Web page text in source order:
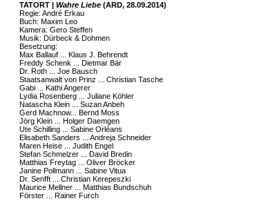
TATORT | Wahre Liebe(ARD, 28.09.2014)
Regie: André Erkau
Buch: Maxim Leo
Kamera: Gero Steffen
Musik: Dürbeck & Dohmen
Besetzung:
Max Ballauf ... Klaus J. Behrendt
Freddy Schenk ... Dietmar Bär
Dr. Roth ... Joe Bausch
Staatsanwalt von Prinz ... Christian Tasche
Gabi ... Kathi Angerer
Lydia Rosenberg ... Juliane Köhler
Natascha Klein ... Suzan Anbeh
Gerd Machnow... Bernd Moss
Jörg Klein ... Holger Daemgen
Ute Schilling ... Sabine Orléans
Elisabeth Sanders ... Andreja Schneider
Maren Heise ... Judith Engel
Stefan Schmelzer ... David Bredin
Matthias Freytag ... Oliver Bröcker
Janine Pollmann ... Sabine Vitua
Dr. Senfft ... Christian Kerepeszki
Maurice Mellner ... Matthias Bundschuh
Förster ... Rainer Furch